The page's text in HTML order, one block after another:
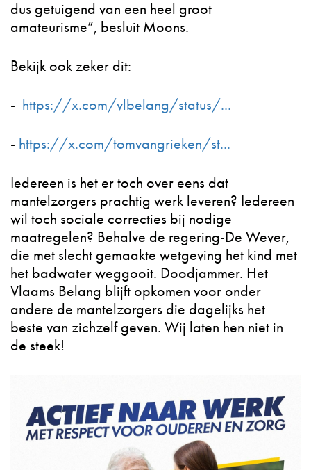
dus getuigend van een heel groot
amateurisme”, besluit Moons.
Bekijk ook zeker dit:
- https://x.com/vlbelang/status/...
- https://x.com/tomvangrieken/st...
Iedereen is het er toch over eens dat
mantelzorgers prachtig werk leveren? Iedereen
wil toch sociale correcties bij nodige
maatregelen? Behalve de regering-De Wever,
die met slecht gemaakte wetgeving het kind met
het badwater weggooit. Doodjammer. Het
Vlaams Belang blijft opkomen voor onder
andere de mantelzorgers die dagelijks het
beste van zichzelf geven. Wij laten hen niet in
de steek!